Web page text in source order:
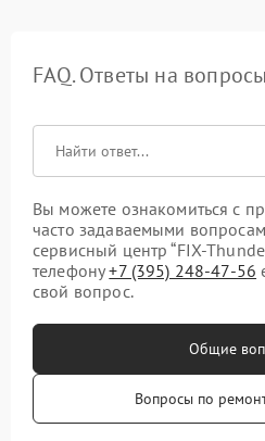
FAQ. Ответы на вопросы
Вы можете ознакомиться с
часто задаваемыми
сервисный центр “FIX-
телефону+7 (395) 248-47-56
свой вопрос.
Общие
Вопросы по